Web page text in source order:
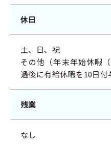
休日
土、日、祝
その他（年末年始休暇
過後に有給休暇を10日付
残業
なし